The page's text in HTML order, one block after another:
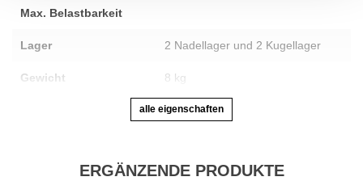
Max. Belastbarkeit
Lager 2 Nadellager und 2 Kugellager
Gewicht 8 kg
alle eigenschaften
ERGÄNZENDE PRODUKTE